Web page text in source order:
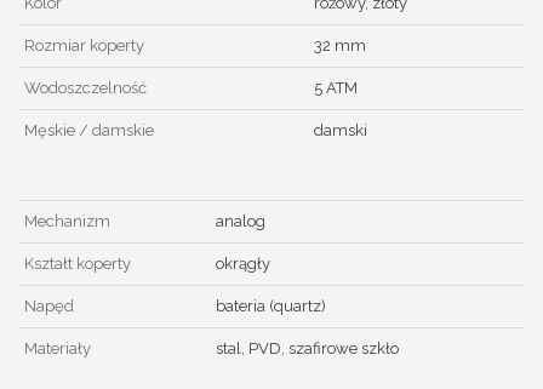
Rozmiar koperty 32 mm
Wodoszczelność 5 ATM
Męskie / damskie damski
Mechanizm analog
Kształt koperty okrągły
Napęd bateria (quartz)
Materiały stal, PVD, szafirowe szkło